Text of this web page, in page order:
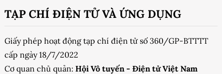
TẠP CHÍ ĐIỆN TỬ VÀ ỨNG DỤNG
Giấy phép hoạt động tạp chí điện tử số 360/GP-BTTTT
cấp ngày 18/7/2022
Cơ quan chủ quản: Hội Vô tuyến - Điện tử Việt Nam